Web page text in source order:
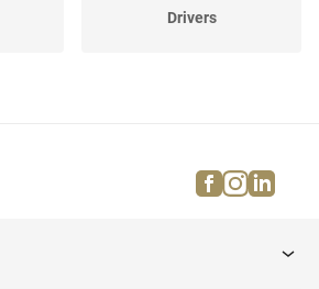
Drivers
facebook